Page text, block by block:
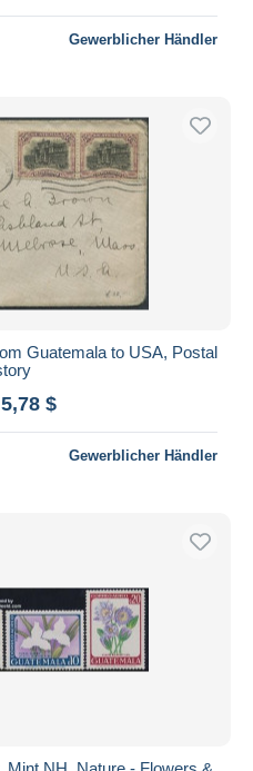
Gewerblicher Händler
Guatemala to USA, Postal
$
Gewerblicher Händler